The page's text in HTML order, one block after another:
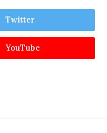
Twitter
YouTube